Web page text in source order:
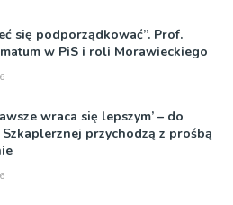
się podporządkować”. Prof.
w PiS i roli Morawieckiego
wraca się lepszym’ – do
przychodzą z prośbą